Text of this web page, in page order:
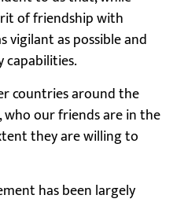
of friendship with
vigilant as possible and
countries around the
our friends are in the
they are willing to
has been largely